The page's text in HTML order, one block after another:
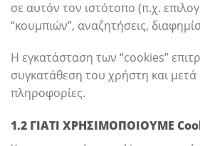
σε αυτόν τον ιστότοπο (π.χ.
“κουμπιών”, αναζητήσεις,
Η εγκατάσταση των “cookies”
συγκατάθεση του χρήστη και
πληροφορίες.
1.2 ΓΙΑΤΙ ΧΡΗΣΙΜΟΠΟΙΟΥΜΕ